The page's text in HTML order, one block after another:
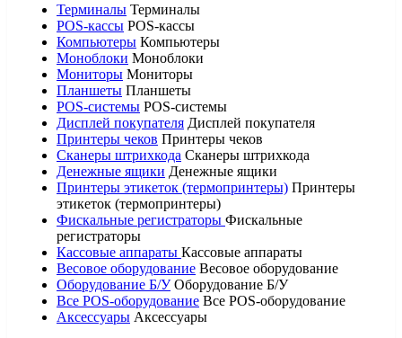
Терминалы Терминалы
POS-кассы POS-кассы
Компьютеры Компьютеры
Моноблоки Моноблоки
Мониторы Мониторы
Планшеты Планшеты
POS-системы POS-системы
Дисплей покупателя Дисплей покупателя
Принтеры чеков Принтеры чеков
Сканеры штрихкода Сканеры штрихкода
Денежные ящики Денежные ящики
Принтеры этикеток (термопринтеры) Принтеры
этикеток (термопринтеры)
Фискальные регистраторы Фискальные
регистраторы
Кассовые аппараты Кассовые аппараты
Весовое оборудование Весовое оборудование
Оборудование Б/У Оборудование Б/У
Все POS-оборудование Все POS-оборудование
Аксессуары Аксессуары